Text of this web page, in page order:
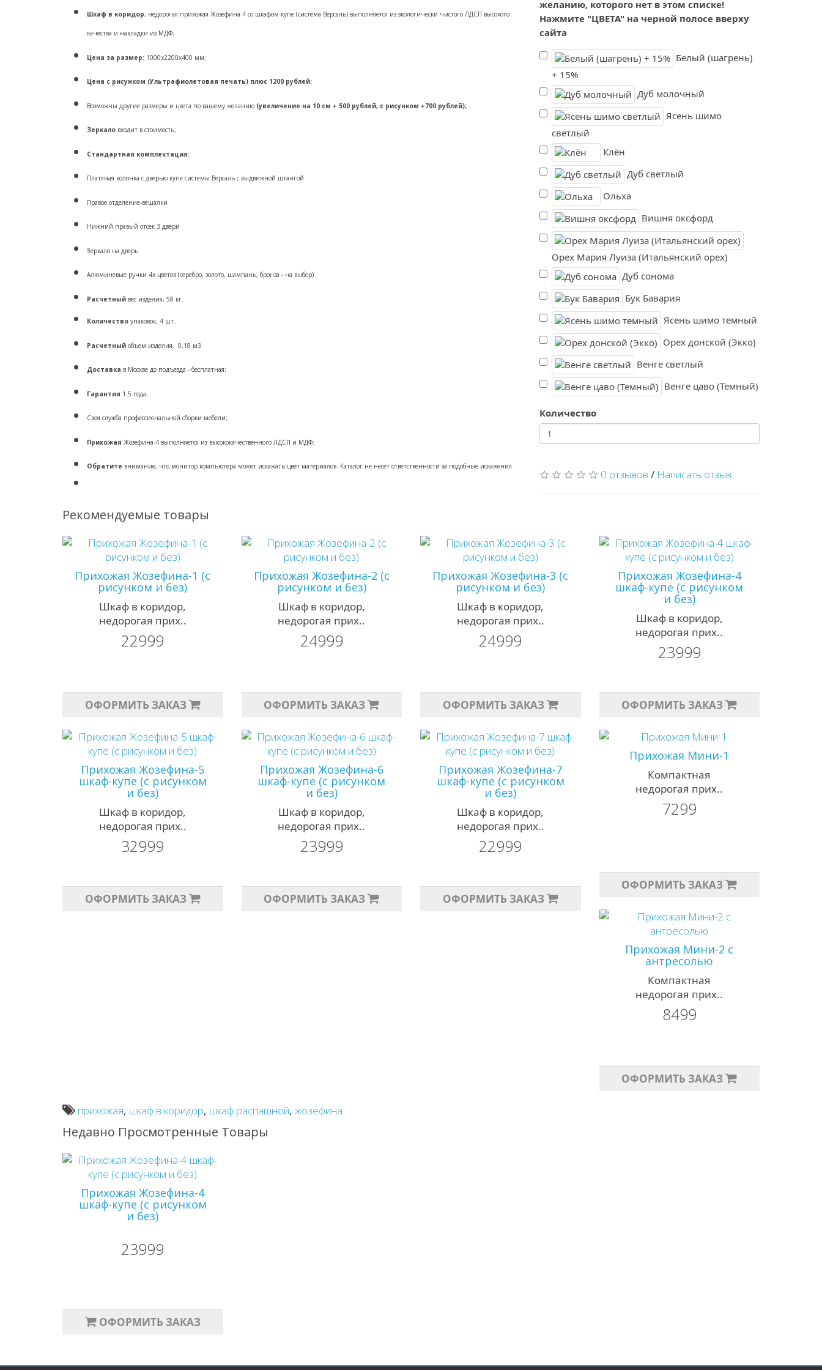
Шкаф в коридор, недорогая прихожая Жозефина-4 со шкафом-купе (система Версаль) выполняется из экологически чистого ЛДСП высокого
качества и накладки из МДФ;
Цена за размер: 1000х2200х400 мм;
Цена с рисунком (Ультрафиолетовая печать) плюс 1200 рублей;
Возможны другие размеры и цвета по вашему желанию (увеличение на 10 см + 500 рублей, с рисунком +700 рублей);
Зеркало входит в стоимость;
Стандартная комплектация:
Платяная колонка с дверью купе системы Версаль с выдвижной штангой
Правое отделение-вешалки
Нижний правый отсек 3 двери
Зеркало на дверь
Алюминевые ручки 4х цветов (серебро, золото, шампань, бронза - на выбор)
Расчетный вес изделия, 58 кг.
Количество упаковок, 4 шт.
Расчетный объем изделия, 0,18 м3
Доставка в Москве до подъезда - бесплатная;
Гарантия 1.5 года;
Своя служба профессиональной сборки мебели;
Прихожая Жозефина-4 выполняется из высококачественного ЛДСП и МДФ;
Обратите внимание, что монитор компьютера может искажать цвет материалов. Каталог не несет ответственности за подобные искажения
желанию, которого нет в этом списке!
Нажмите "ЦВЕТА" на черной полосе вверху
сайта
Белый (шагрень)
+ 15%
Дуб молочный
Ясень шимо
светлый
Клён
Дуб светлый
Ольха
Вишня оксфорд
Орех Мария Луиза (Итальянский орех)
Дуб сонома
Бук Бавария
Ясень шимо темный
Орех донской (Экко)
Венге светлый
Венге цаво (Темный)
Количество
0 отзывов / Написать отзыв
Рекомендуемые товары
Прихожая Жозефина-1 (с
рисунком и без)
Шкаф в коридор,
недорогая прих..
22999
ОФОРМИТЬ ЗАКАЗ
Прихожая Жозефина-2 (с
рисунком и без)
Шкаф в коридор,
недорогая прих..
24999
ОФОРМИТЬ ЗАКАЗ
Прихожая Жозефина-3 (с
рисунком и без)
Шкаф в коридор,
недорогая прих..
24999
ОФОРМИТЬ ЗАКАЗ
Прихожая Жозефина-4
шкаф-купе (с рисунком
и без)
Шкаф в коридор,
недорогая прих..
23999
ОФОРМИТЬ ЗАКАЗ
Прихожая Жозефина-5
шкаф-купе (с рисунком
и без)
Шкаф в коридор,
недорогая прих..
32999
ОФОРМИТЬ ЗАКАЗ
Прихожая Жозефина-6
шкаф-купе (с рисунком
и без)
Шкаф в коридор,
недорогая прих..
23999
ОФОРМИТЬ ЗАКАЗ
Прихожая Жозефина-7
шкаф-купе (с рисунком
и без)
Шкаф в коридор,
недорогая прих..
22999
ОФОРМИТЬ ЗАКАЗ
Прихожая Мини-1
Компактная
недорогая прих..
7299
ОФОРМИТЬ ЗАКАЗ
Прихожая Мини-2 с
антресолью
Компактная
недорогая прих..
8499
ОФОРМИТЬ ЗАКАЗ
прихожая, шкаф в коридор, шкаф распашной, жозефина
Недавно Просмотренные Товары
Прихожая Жозефина-4
шкаф-купе (с рисунком
и без)
23999
ОФОРМИТЬ ЗАКАЗ